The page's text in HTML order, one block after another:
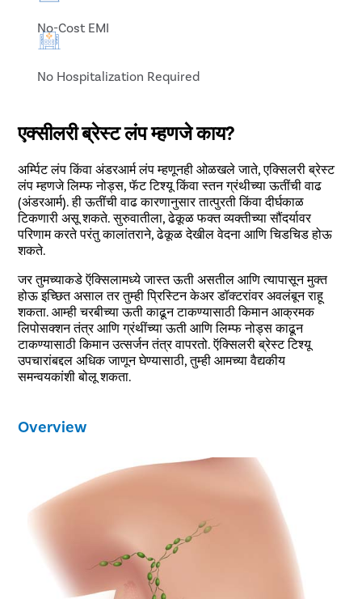
No-Cost EMI
No Hospitalization Required
एक्सीलरी ब्रेस्ट लंप म्हणजे काय?
अर्म्पिट लंप किंवा अंडरआर्म लंप म्हणूनही ओळखले जाते, एक्सिलरी ब्रेस्ट
लंप म्हणजे लिम्फ नोड्स, फॅट टिश्यू किंवा स्तन ग्रंथीच्या ऊतींची वाढ
(अंडरआर्म). ही ऊतींची वाढ कारणानुसार तात्पुरती किंवा दीर्घकाळ
टिकणारी असू शकते. सुरुवातीला, ढेकूळ फक्त व्यक्तीच्या सौंदर्यावर
परिणाम करते परंतु कालांतराने, ढेकूळ देखील वेदना आणि चिडचिड होऊ
शकते.
जर तुमच्याकडे ऍक्सिलामध्ये जास्त ऊती असतील आणि त्यापासून मुक्त
होऊ इच्छित असाल तर तुम्ही प्रिस्टिन केअर डॉक्टरांवर अवलंबून राहू
शकता. आम्ही चरबीच्या ऊती काढून टाकण्यासाठी किमान आक्रमक
लिपोसक्शन तंत्र आणि ग्रंथींच्या ऊती आणि लिम्फ नोड्स काढून
टाकण्यासाठी किमान उत्सर्जन तंत्र वापरतो. ऍक्सिलरी ब्रेस्ट टिश्यू
उपचारांबद्दल अधिक जाणून घेण्यासाठी, तुम्ही आमच्या वैद्यकीय
समन्वयकांशी बोलू शकता.
Overview